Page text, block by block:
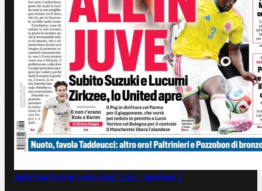
ABBONATI ORA A €0,99LEGGI IL GIORNALE